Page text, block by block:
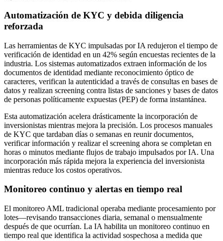
Automatización de KYC y debida diligencia
reforzada
Las herramientas de KYC impulsadas por IA redujeron el tiempo de
verificación de identidad en un 42% según encuestas recientes de la
industria. Los sistemas automatizados extraen información de los
documentos de identidad mediante reconocimiento óptico de
caracteres, verifican la autenticidad a través de consultas en bases de
datos y realizan screening contra listas de sanciones y bases de datos
de personas políticamente expuestas (PEP) de forma instantánea.
Esta automatización acelera drásticamente la incorporación de
inversionistas mientras mejora la precisión. Los procesos manuales
de KYC que tardaban días o semanas en reunir documentos,
verificar información y realizar el screening ahora se completan en
horas o minutos mediante flujos de trabajo impulsados por IA. Una
incorporación más rápida mejora la experiencia del inversionista
mientras reduce los costos operativos.
Monitoreo continuo y alertas en tiempo real
El monitoreo AML tradicional operaba mediante procesamiento por
lotes—revisando transacciones diaria, semanal o mensualmente
después de que ocurrían. La IA habilita un monitoreo continuo en
tiempo real que identifica la actividad sospechosa a medida que